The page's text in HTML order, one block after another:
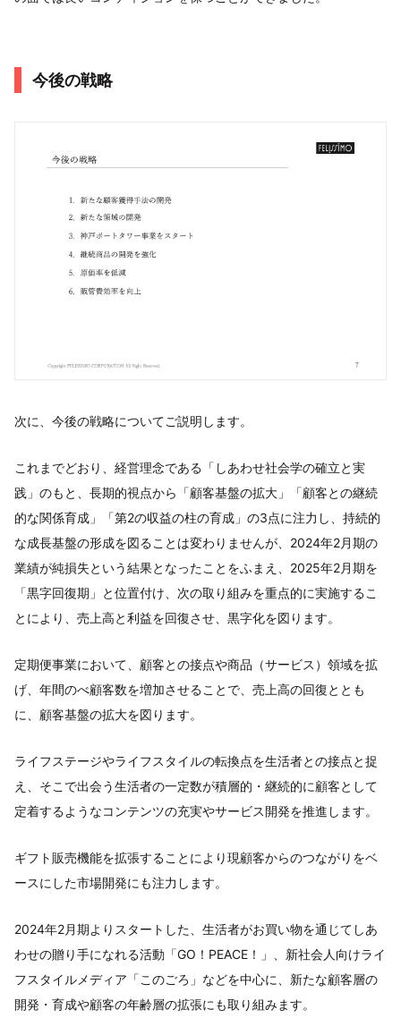
今後の戦略
次に、今後の戦略についてご説明します。
これまでどおり、経営理念である「しあわせ社会学の確立と実
践」のもと、長期的視点から「顧客基盤の拡大」「顧客との継続
的な関係育成」「第2の収益の柱の育成」の3点に注力し、持続的
な成長基盤の形成を図ることは変わりませんが、2024年2月期の
業績が純損失という結果となったことをふまえ、2025年2月期を
「黒字回復期」と位置付け、次の取り組みを重点的に実施するこ
とにより、売上高と利益を回復させ、黒字化を図ります。
定期便事業において、顧客との接点や商品（サービス）領域を拡
げ、年間のべ顧客数を増加させることで、売上高の回復ととも
に、顧客基盤の拡大を図ります。
ライフステージやライフスタイルの転換点を生活者との接点と捉
え、そこで出会う生活者の一定数が積層的・継続的に顧客として
定着するようなコンテンツの充実やサービス開発を推進します。
ギフト販売機能を拡張することにより現顧客からのつながりをベ
ースにした市場開発にも注力します。
2024年2月期よりスタートした、生活者がお買い物を通じてしあ
わせの贈り手になれる活動「GO！PEACE！」、新社会人向けライ
フスタイルメディア「このごろ」などを中心に、新たな顧客層の
開発・育成や顧客の年齢層の拡張にも取り組みます。